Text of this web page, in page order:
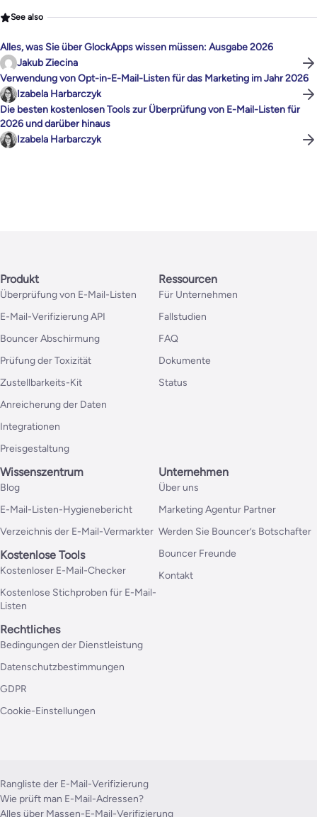
See also
Alles, was Sie über GlockApps wissen müssen: Ausgabe 2026
Jakub Ziecina
Verwendung von Opt-in-E-Mail-Listen für das Marketing im Jahr 2026
Izabela Harbarczyk
Die besten kostenlosen Tools zur Überprüfung von E-Mail-Listen für
2026 und darüber hinaus
Izabela Harbarczyk
Produkt
Überprüfung von E-Mail-Listen
E-Mail-Verifizierung API
Bouncer Abschirmung
Prüfung der Toxizität
Zustellbarkeits-Kit
Anreicherung der Daten
Integrationen
Preisgestaltung
Ressourcen
Für Unternehmen
Fallstudien
FAQ
Dokumente
Status
Wissenszentrum
Blog
E-Mail-Listen-Hygienebericht
Verzeichnis der E-Mail-Vermarkter
Kostenlose Tools
Kostenloser E-Mail-Checker
Kostenlose Stichproben für E-Mail-
Listen
Unternehmen
Über uns
Marketing Agentur Partner
Werden Sie Bouncer’s Botschafter
Bouncer Freunde
Kontakt
Rechtliches
Bedingungen der Dienstleistung
Datenschutzbestimmungen
GDPR
Cookie-Einstellungen
Rangliste der E-Mail-Verifizierung
Wie prüft man E-Mail-Adressen?
Alles über Massen-E-Mail-Verifizierung